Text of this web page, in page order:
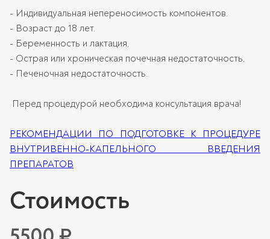
- Индивидуальная непереносимость компонентов.
- Возраст до 18 лет.
- Беременность и лактация,
- Острая или хроническая почечная недостаточность,
- Печеночная недостаточность.
Перед процедурой необходима консультация врача!
РЕКОМЕНДАЦИИ ПО ПОДГОТОВКЕ К ПРОЦЕДУРЕ
ВНУТРИВЕННО-КАПЕЛЬНОГО ВВЕДЕНИЯ
ПРЕПАРАТОВ
Стоимость